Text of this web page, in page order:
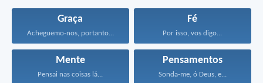
Graça
Acheguemo-nos, portanto, confiadamente, junto...
Fé
Por isso, vos digo...
Mente
Pensai nas coisas lá...
Pensamentos
Sonda-me, ó Deus, e...